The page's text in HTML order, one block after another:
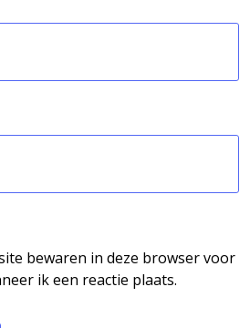
bewaren in deze browser voor
ik een reactie plaats.